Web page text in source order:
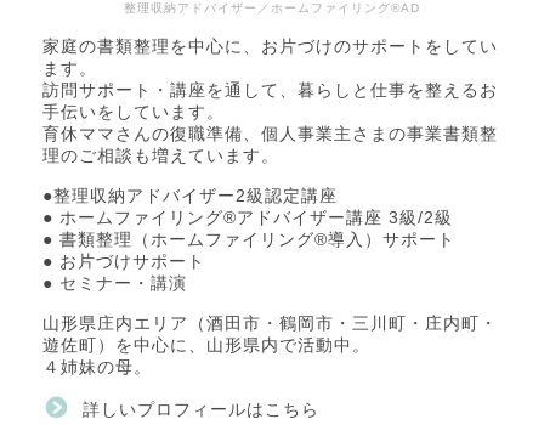
整理収納アドバイザー／ホームファイリング®AD
家庭の書類整理を中心に、お片づけのサポートをしてい
ます。
訪問サポート・講座を通して、暮らしと仕事を整えるお
手伝いをしています。
育休ママさんの復職準備、個人事業主さまの事業書類整
理のご相談も増えています。
●整理収納アドバイザー2級認定講座
● ホームファイリング®アドバイザー講座 3級/2級
● 書類整理（ホームファイリング®導入）サポート
● お片づけサポート
● セミナー・講演
山形県庄内エリア（酒田市・鶴岡市・三川町・庄内町・
遊佐町）を中心に、山形県内で活動中。
４姉妹の母。
詳しいプロフィールはこちら